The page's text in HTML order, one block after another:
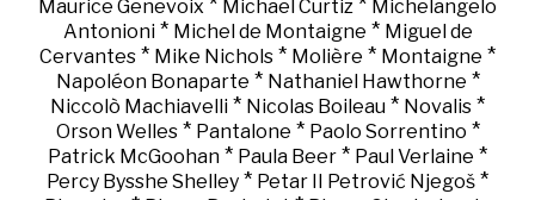
Maurice Genevoix * Michael Curtiz * Michelangelo
Antonioni* Michel de Montaigne * Miguel de
Cervantes * Mike Nichols * Molière * Montaigne *
Napoléon Bonaparte * Nathaniel Hawthorne *
Niccolò Machiavelli * Nicolas Boileau * Novalis *
Orson Welles* Pantalone * Paolo Sorrentino *
Patrick McGoohan * Paula Beer * Paul Verlaine *
Percy Bysshe Shelley * Petar II Petrović Njegoš *